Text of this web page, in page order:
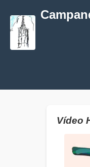
Vídeo